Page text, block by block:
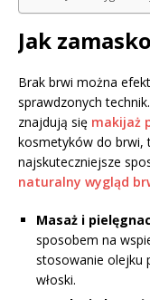
Jak
Brak brwi można
sprawdzonych
znajdują się makijaż
kosmetyków do brwi,
najskuteczniejsze
naturalny wygląd
Masaż i
sposobem na
stosowanie olejku
włoski.